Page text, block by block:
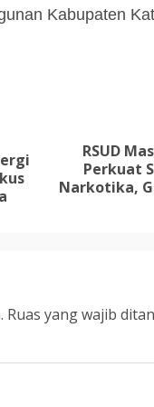
Kabupaten
Previous
post:
post:
RSUD
Perkuat
Narkotika,
Ruas yang wajib